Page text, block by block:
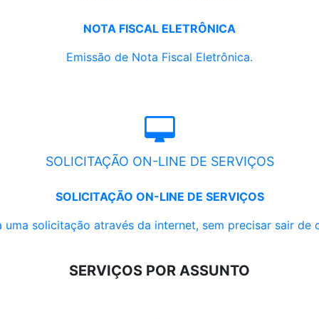
NOTA FISCAL ELETRÔNICA
Emissão de Nota Fiscal Eletrônica.
SOLICITAÇÃO ON-LINE DE SERVIÇOS
SOLICITAÇÃO ON-LINE DE SERVIÇOS
uma solicitação através da internet, sem precisar sair de
SERVIÇOS POR ASSUNTO